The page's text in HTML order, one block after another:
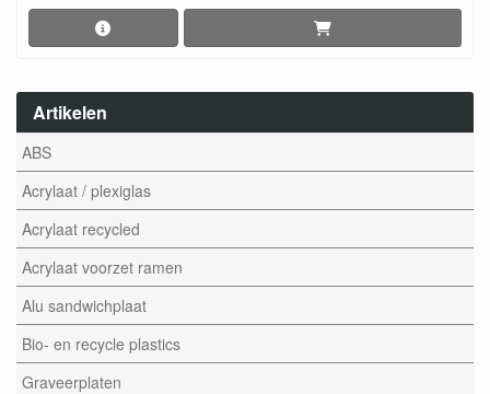
Artikelen
ABS
Acrylaat / plexiglas
Acrylaat recycled
Acrylaat voorzet ramen
Alu sandwichplaat
Bio- en recycle plastics
Graveerplaten